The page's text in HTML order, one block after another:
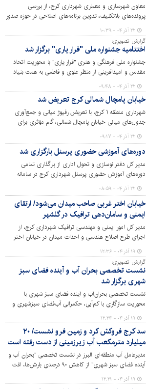
معاون شهرسازی و معماری شهرداری کرج، از بررسی
پرونده‌های بلاتکلیف، تدوین برنامه‌های اصلاحی در حوزه صدور
پروانه، اجرای مقررات جدید و افزایش نظارت بر
ساخت‌وسازهای حریم شهر در جلسه شورای معاونین
شهرسازی مناطق خبر داد.
۲۲ آذر ۰۴ - ۱۰:۳۹
گزارش تصویری؛
اختتامیه جشنواره ملی "قرار یاری" برگزار شد
جشنواره ملی فرهنگی و هنری "قرار یاری" با محوریت اتحاد
مقدس و امیدآفرینی از منظر علوی و فاطمی به همت بنیاد
بین‌المللی غدیر استان البرز و با مشارکت شهرداری کرج در تالار
شهیدان نژادفلاح روز چهارشنبه ۱۹ آذرماه برگزار شد. تجلیل از
صاحبان آثار برگزیده جشنواره و اهدای 110 کمک هزینه سفر به
نجف اشرف از بخش‌های این جشنواره بود.
۲۲ آذر ۰۴ - ۰۹:۴۸
خیابان پامچال شمالی کرج تعریض شد
شهرداری منطقه ۱ کرج، با تعریض رفیوژ میانی و جمع‌آوری
جدول‌های میانی خیابان پامچال شمالی، گام مؤثری برای
روان‌سازی تردد وسایل نقلیه و بهبود ایمنی عابران پیاده
برداشت.
۲۲ آذر ۰۴ - ۰۹:۱۷
دوره‌های آموزشی حضوری پرسنل بارگزاری شد
مدیر کل دفتر نوسازی و تحول اداری از بارگذاری تمامی
دوره‌های آموزش حضوری پرسنل شهرداری کرج در سامانه
آموزش ضمن خدمت کارکنان خبر داد.
۲۲ آذر ۰۴ - ۰۸:۵۹
خیابان اختر غربی صاحب میدان می‌شود/ ارتقای
ایمنی و سامان‌دهی ترافیک در گلشهر
مدیر کل امور ایمنی و مهندسی ترافیک شهرداری کرج، از
اجرای طرح اصلاح هندسی و احداث میدان در خیابان اختر
غربی، واقع در محله گلشهر خبر داد.
۱۹ آذر ۰۴ - ۱۲:۳۶
گزارش تصویری؛
نشست تخصصی بحران آب و آینده فضای سبز
شهری برگزار شد
نشست تخصصی بحران‌آب و آینده فضای سبز شهری با
محوریت سازگاری با کم‌آبی، حکمرانی آب‌فضای سبزشهری و
ارتقای تاب‌آوری فضای سبز با حضور مدیران، کارشناسان و
اساتید دانشگاه به همت سازمان سیما، منظر و فضای سبز
شهری شهرداری کرج در مجتمع فرهنگی رفاهی میلاد برگزار
شد.
۱۹ آذر ۰۴ - ۱۲:۲۴
سد کرج فروکش کرد و زمین فرو نشست/ ۲۰
میلیارد مترمکعب آب زیرزمینی از دست رفته است
مدیرعامل آب منطقه‌ای البرز در نشست تخصصی "بحران آب و
آینده فضای سبز شهری" از کاهش ۹۰ درصدی بارش‌ها، افت
۳۰ سانتی‌متری در برخی نقاط استان خبر داد.
۱۹ آذر ۰۴ - ۱۲:۲۱